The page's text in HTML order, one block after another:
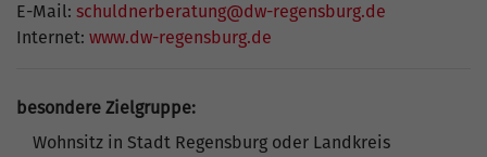
E-Mail: schuldnerberatung@dw-regensburg.de
Internet: www.dw-regensburg.de
besondere Zielgruppe:
Wohnsitz in Stadt Regensburg oder Landkreis